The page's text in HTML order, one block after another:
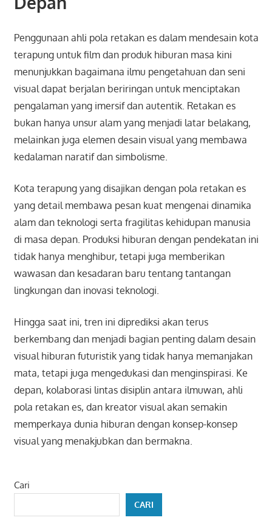
Penggunaan ahli pola retakan es dalam mendesain kota
terapung untuk film dan produk hiburan masa kini
menunjukkan bagaimana ilmu pengetahuan dan seni
visual dapat berjalan beriringan untuk menciptakan
pengalaman yang imersif dan autentik. Retakan es
bukan hanya unsur alam yang menjadi latar belakang,
melainkan juga elemen desain visual yang membawa
kedalaman naratif dan simbolisme.
Kota terapung yang disajikan dengan pola retakan es
yang detail membawa pesan kuat mengenai dinamika
alam dan teknologi serta fragilitas kehidupan manusia
di masa depan. Produksi hiburan dengan pendekatan ini
tidak hanya menghibur, tetapi juga memberikan
wawasan dan kesadaran baru tentang tantangan
lingkungan dan inovasi teknologi.
Hingga saat ini, tren ini diprediksi akan terus
berkembang dan menjadi bagian penting dalam desain
visual hiburan futuristik yang tidak hanya memanjakan
mata, tetapi juga mengedukasi dan menginspirasi. Ke
depan, kolaborasi lintas disiplin antara ilmuwan, ahli
pola retakan es, dan kreator visual akan semakin
memperkaya dunia hiburan dengan konsep-konsep
visual yang menakjubkan dan bermakna.
Cari
CARI